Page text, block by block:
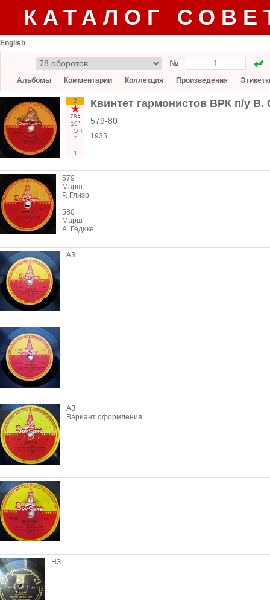
КАТАЛОГ
English
№
Альбомы Комментарии Коллекция Произведения
2
78○
10"
Э Т
7
1
Квинтет гармонистов ВРК п/у
579-80
1935
579
Марш
Р. Глиэр
580
Марш
А. Гедике
АЗ
АЗ
Вариант оформления
НЗ